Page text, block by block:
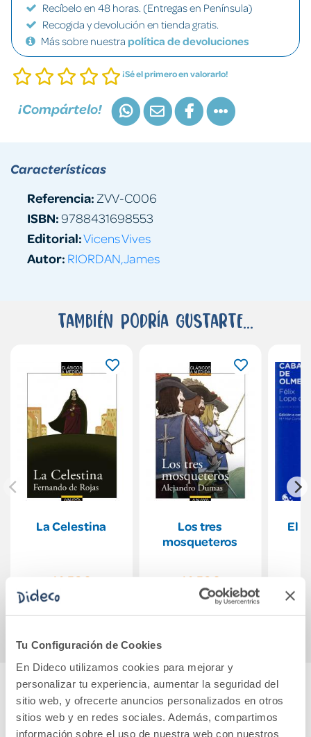
Tu Configuración de Cookies
En Dideco utilizamos cookies para mejorar y
personalizar tu experiencia, aumentar la seguridad del
sitio web, y ofrecerte anuncios personalizados en otros
sitios web y en redes sociales. Además, compartimos
información sobre el uso de nuestra web con nuestros
Recíbelo en 48 horas. (Entregas en Península)
Recogida y devolución en tienda gratis.
Más sobre nuestra política de devoluciones
¡Sé el primero en valorarlo!
¡Compártelo!
Características
Referencia: ZVV-C006
ISBN:9788431698553
Editorial:Vicens Vives
Autor: RIORDAN,James
También podría gustarte...
La Celestina
14,50€
Los tres
mosqueteros
14,50€
Comprar
El
Cuéntanos tu opinión